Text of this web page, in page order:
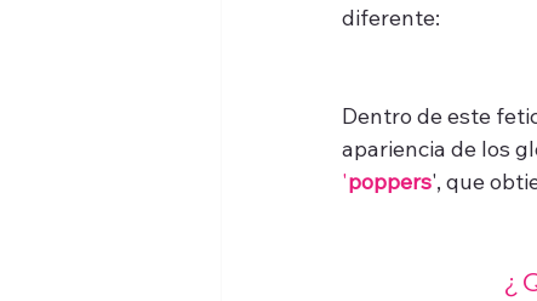
diferente:
Dentro de este
apariencia de los
'poppers', que
¿